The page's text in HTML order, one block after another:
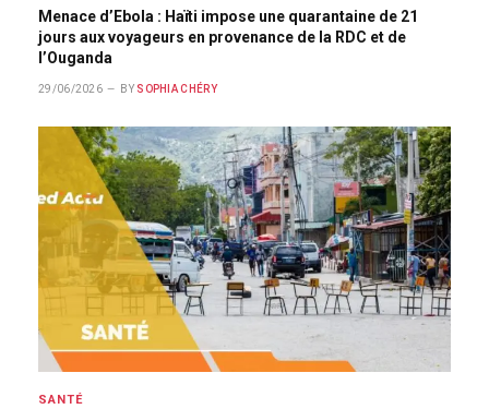
Menace d’Ebola : Haïti impose une quarantaine de 21
jours aux voyageurs en provenance de la RDC et de
l’Ouganda
29/06/2026 BY SOPHIA CHÉRY
SANTÉ